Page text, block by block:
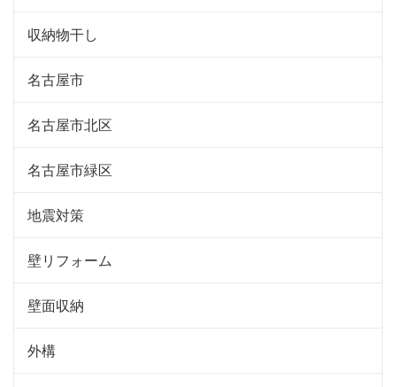
収納物干し
名古屋市
名古屋市北区
名古屋市緑区
地震対策
壁リフォーム
壁面収納
外構